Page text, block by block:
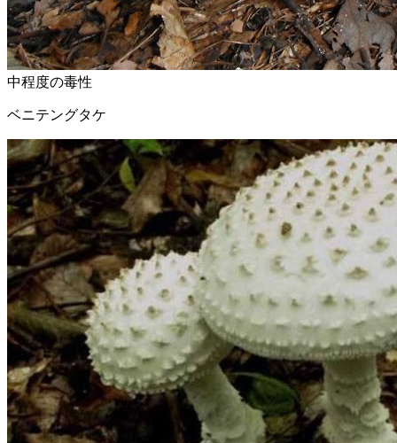
中程度の毒性
ベニテングタケ